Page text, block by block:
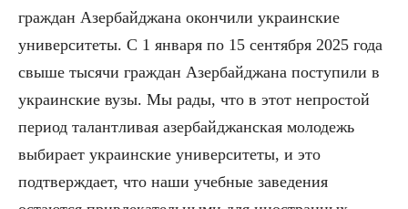
граждан Азербайджана окончили украинские
университеты. С 1 января по 15 сентября 2025 года
свыше тысячи граждан Азербайджана поступили в
украинские вузы. Мы рады, что в этот непростой
период талантливая азербайджанская молодежь
выбирает украинские университеты, и это
подтверждает, что наши учебные заведения